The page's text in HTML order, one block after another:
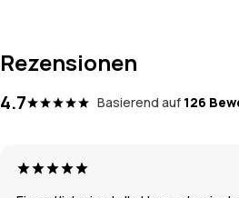
Rezensionen
4.7 Basierend auf 126